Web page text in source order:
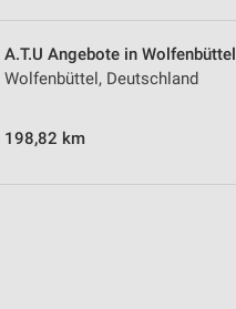
A.T.U Angebote in Wolfenbüttel
Wolfenbüttel, Deutschland
198,82 km